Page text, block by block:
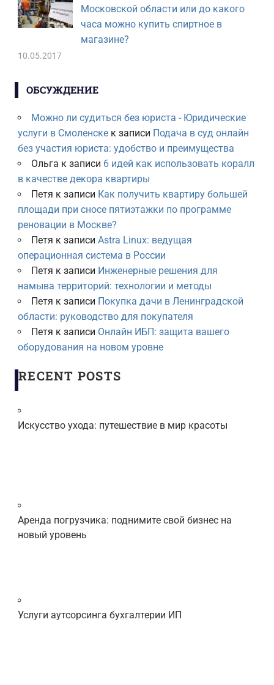
Московской области или до какого
часа можно купить спиртное в
магазине?
10.05.2017
ОБСУЖДЕНИЕ
Можно ли судиться без юриста - Юридические
услуги в Смоленскек записи Подача в суд онлайн
без участия юриста: удобство и преимущества
Ольга к записи 6 идей как использовать коралл
в качестве декора квартиры
Петя к записи Как получить квартиру большей
площади при сносе пятиэтажки по программе
реновации в Москве?
Петя к записи Astra Linux: ведущая
операционная система в России
Петя к записи Инженерные решения для
намыва территорий: технологии и методы
Петя к записи Покупка дачи в Ленинградской
области: руководство для покупателя
Петя к записи Онлайн ИБП: защита вашего
оборудования на новом уровне
RECENT POSTS
Искусство ухода: путешествие в мир красоты
Аренда погрузчика: поднимите свой бизнес на
новый уровень
Услуги аутсорсинга бухгалтерии ИП